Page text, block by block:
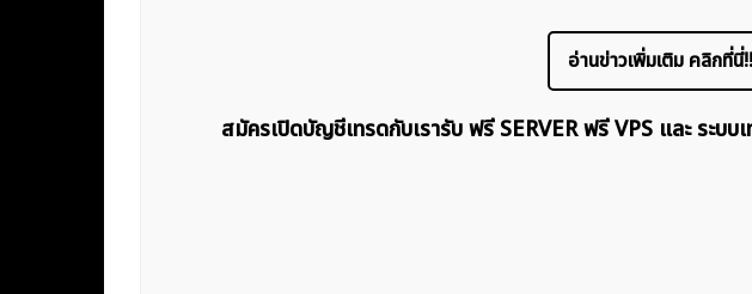
อ่านข่าวเพิ่มเติม คลิกที่นี่!!
สมัครเปิดบัญชีเทรดกับเรารับ ฟรี SERVER ฟรี VPS และ ระ